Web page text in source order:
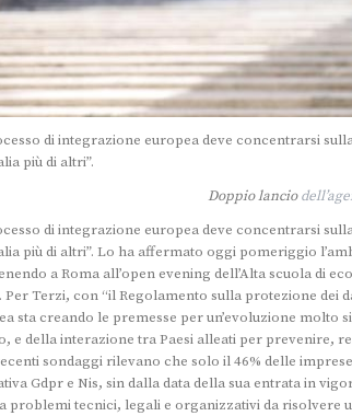
di integrazione europea deve concentrarsi
più di altri”.
Doppio lancio
di integrazione europea deve concentrarsi
più di altri”. Lo ha affermato oggi pomeriggio
a Roma all’open evening dell’Alta scuola di
Per Terzi, con “il Regolamento sulla protezione dei
sta creando le premesse per un’evoluzione
e della interazione tra Paesi alleati per prevenire,
sondaggi rilevano che solo il 46% delle
Gdpr e Nis, sin dalla data della sua entrata in
problemi tecnici, legali e organizzativi da risolvere